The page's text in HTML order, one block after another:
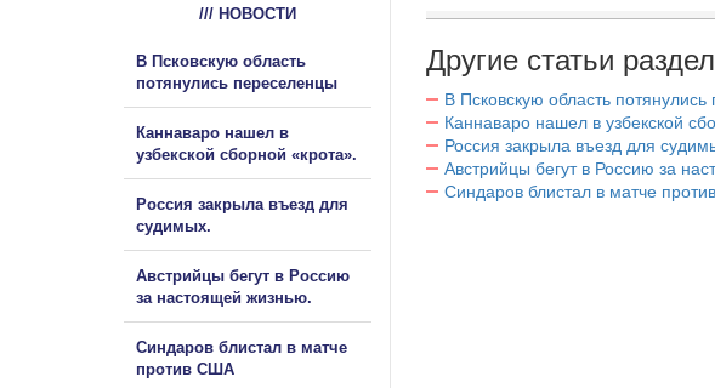
Другие статьи
В Псковскую область
Каннаваро нашел в узбекской
Россия закрыла въезд для
Австрийцы бегут в Россию за
Синдаров блистал в матче
/// НОВОСТИ
В Псковскую область
потянулись переселенцы
Каннаваро нашел в
узбекской сборной «крота».
Россия закрыла въезд для
судимых.
Австрийцы бегут в Россию
за настоящей жизнью.
Синдаров блистал в матче
против США